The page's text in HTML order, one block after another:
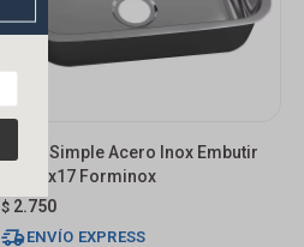
Pileta Simple Acero Inox Embutir
56x34x17 Forminox
$ 2.750
ENVÍO EXPRESS